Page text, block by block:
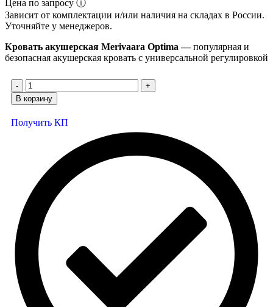
Цена по запросу ⓘ
Зависит от комплектации и/или наличия на складах в России.
Уточняйте у менеджеров.
Кровать акушерская Merivaara Optima —популярная и
безопасная акушерская кровать с универсальной регулировкой
В корзину
Получить КП